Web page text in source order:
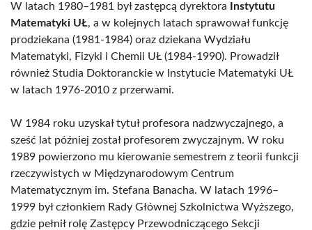
W latach 1980–1981 był zastępcą dyrektora
Instytutu
Matematyki UŁ, a w kolejnych latach sprawował funkcję
prodziekana (1981-1984) oraz dziekana Wydziału
Matematyki, Fizyki i Chemii UŁ (1984-1990). Prowadził
również Studia Doktoranckie w Instytucie Matematyki UŁ
w latach 1976-2010 z przerwami.
W 1984 roku uzyskał tytuł profesora nadzwyczajnego, a
sześć lat później został profesorem zwyczajnym. W roku
1989 powierzono mu kierowanie semestrem z teorii funkcji
rzeczywistych w Międzynarodowym Centrum
Matematycznym im. Stefana Banacha. W latach 1996–
1999 był członkiem Rady Głównej Szkolnictwa Wyższego,
gdzie pełnił rolę Zastępcy Przewodniczącego Sekcji